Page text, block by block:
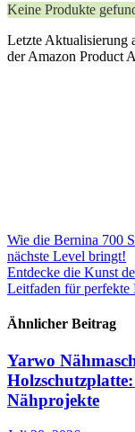
Keine Produkte
Letzte Aktualisierung
der Amazon Product
Wie die Bernina 700
nächste Level bringt!
Entdecke die Kunst
Leitfaden für
Ähnlicher Beitrag
Yarwo
Nähprojekte